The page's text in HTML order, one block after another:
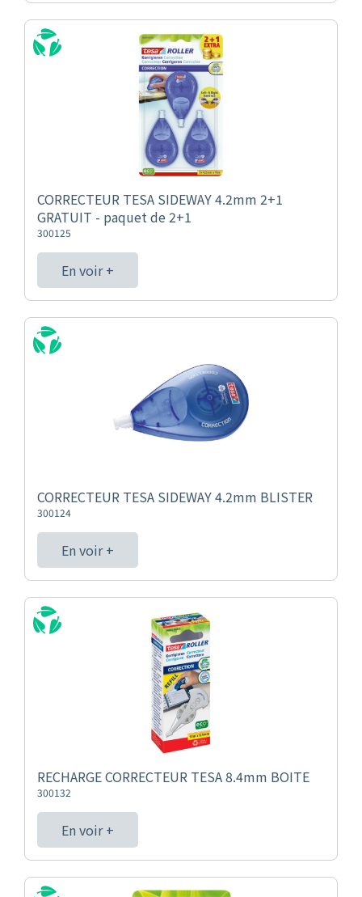
CORRECTEUR TESA SIDEWAY 4.2mm 2+1
GRATUIT - paquet de 2+1
300125
En voir +
CORRECTEUR TESA SIDEWAY 4.2mm BLISTER
300124
En voir +
RECHARGE CORRECTEUR TESA 8.4mm BOITE
300132
En voir +